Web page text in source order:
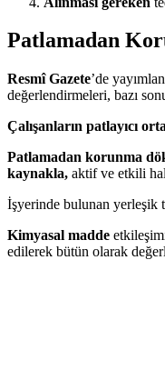
Patlamadan
Resmî Gazete’de
değerlendirmeleri, bazı
Çalışanların patlayıcı
Patlamadan korunma
kaynakla, aktif ve etkili
İşyerinde bulunan yerleşik
Kimyasal madde
edilerek bütün olarak